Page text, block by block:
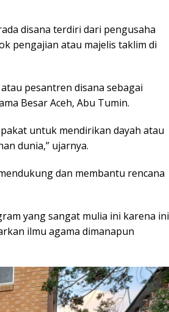
disana terdiri dari pengusaha
pengajian atau majelis taklim di
pesantren disana sebagai
Besar Aceh, Abu Tumin.
untuk mendirikan dayah atau
dunia,” ujarnya.
dan membantu rencana
yang sangat mulia ini karena ini
ilmu agama dimanapun